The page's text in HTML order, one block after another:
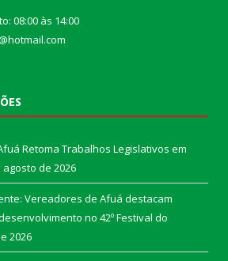
08:00 às 14:00
Retoma Trabalhos Legislativos em
agosto de 2026
Vereadores de Afuá destacam
no 42º Festival do
2026